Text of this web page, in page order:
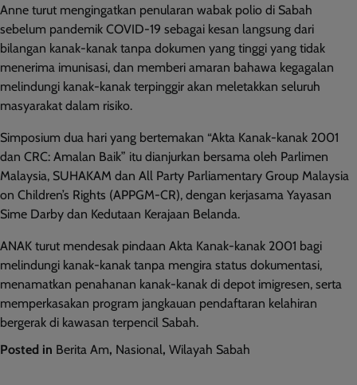
Anne turut mengingatkan penularan wabak polio di Sabah
sebelum pandemik COVID-19 sebagai kesan langsung dari
bilangan kanak-kanak tanpa dokumen yang tinggi yang tidak
menerima imunisasi, dan memberi amaran bahawa kegagalan
melindungi kanak-kanak terpinggir akan meletakkan seluruh
masyarakat dalam risiko.
Simposium dua hari yang bertemakan “Akta Kanak-kanak 2001
dan CRC: Amalan Baik” itu dianjurkan bersama oleh Parlimen
Malaysia, SUHAKAM dan All Party Parliamentary Group Malaysia
on Children’s Rights (APPGM-CR), dengan kerjasama Yayasan
Sime Darby dan Kedutaan Kerajaan Belanda.
ANAK turut mendesak pindaan Akta Kanak-kanak 2001 bagi
melindungi kanak-kanak tanpa mengira status dokumentasi,
menamatkan penahanan kanak-kanak di depot imigresen, serta
memperkasakan program jangkauan pendaftaran kelahiran
bergerak di kawasan terpencil Sabah.
Posted in Berita Am, Nasional, Wilayah Sabah